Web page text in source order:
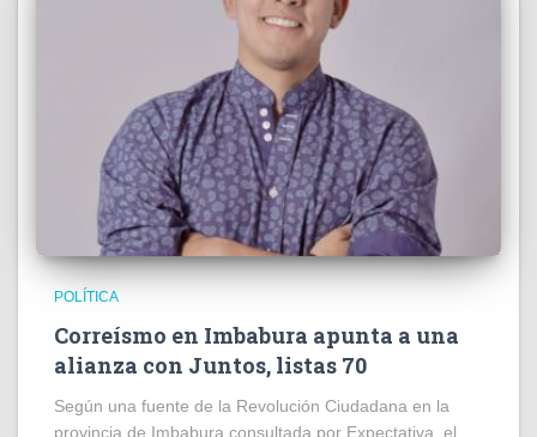
POLÍTICA
Correísmo en Imbabura apunta a una
alianza con Juntos, listas 70
Según una fuente de la Revolución Ciudadana en la
provincia de Imbabura consultada por Expectativa, el